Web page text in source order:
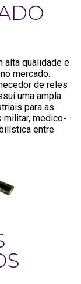
alta qualidade e
mercado.
de reles
uma ampla
para as
militar, medico-
entre